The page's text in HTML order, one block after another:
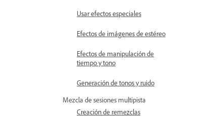
Usar efectos especiales
Efectos de imágenes de estéreo
Efectos de manipulación de
tiempo y tono
Generación de tonos y ruido
Mezcla de sesiones multipista
Creación de remezclas